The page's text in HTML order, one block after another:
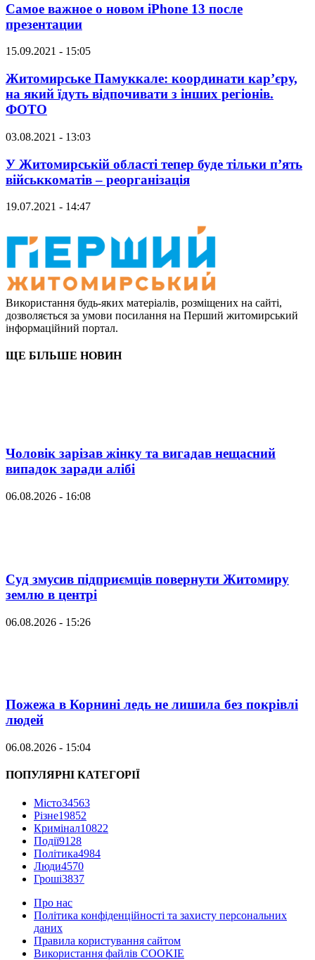
Самое важное о новом iPhone 13 после
презентации
15.09.2021 - 15:05
Житомирське Памуккале: координати кар’єру,
на який їдуть відпочивати з інших регіонів.
ФОТО
03.08.2021 - 13:03
У Житомирській області тепер буде тільки п’ять
військкоматів – реорганізація
19.07.2021 - 14:47
Використання будь-яких матеріалів, розміщених на сайті,
дозволяється за умови посилання на Перший житомирський
інформаційний портал.
ЩЕ БІЛЬШЕ НОВИН
Чоловік зарізав жінку та вигадав нещасний
випадок заради алібі
06.08.2026 - 16:08
Суд змусив підприємців повернути Житомиру
землю в центрі
06.08.2026 - 15:26
Пожежа в Корнині ледь не лишила без покрівлі
людей
06.08.2026 - 15:04
ПОПУЛЯРНІ КАТЕГОРІЇ
Місто34563
Різне19852
Кримінал10822
Події9128
Політика4984
Люди4570
Гроші3837
Про нас
Політика конфіденційності та захисту персональних
даних
Правила користування сайтом
Використання файлів COOKIE